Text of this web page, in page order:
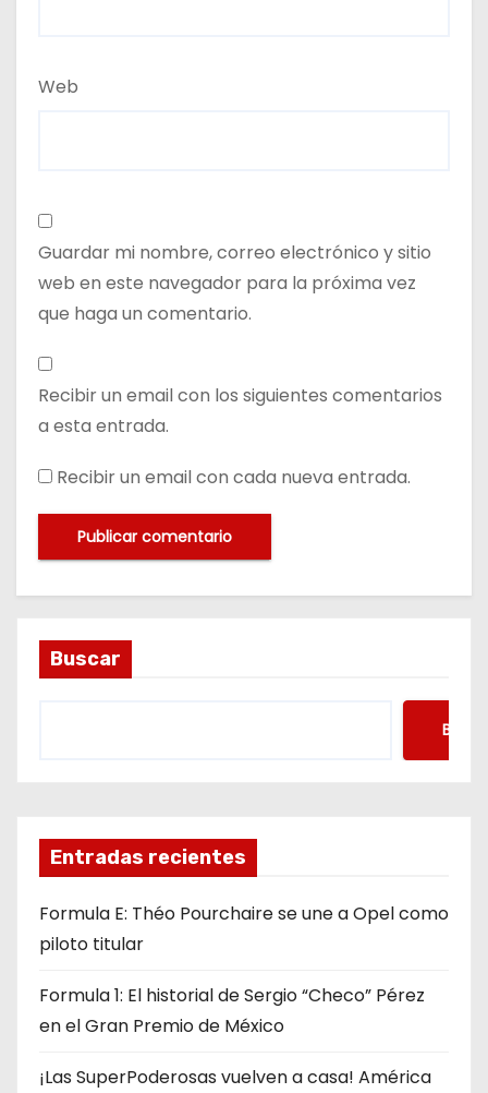
Web
Guardar mi nombre, correo electrónico y sitio
web en este navegador para la próxima vez
que haga un comentario.
Recibir un email con los siguientes comentarios
a esta entrada.
Recibir un email con cada nueva entrada.
Buscar
Entradas recientes
Formula E: Théo Pourchaire se une a Opel como
piloto titular
Formula 1: El historial de Sergio “Checo” Pérez
en el Gran Premio de México
¡Las SuperPoderosas vuelven a casa! América